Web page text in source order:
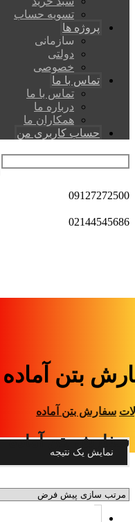
تسویه حساب
پروژه ها
سازمانی
دولتی
خصوصی
تماس با ما
تماس با ما
درباره ما
همکاران ما
حساب کاربری من
09127272500
02144545686
بتن آماده
سفارش بتن آماده
سفارش بتن آماده
نمایش یک نتیجه